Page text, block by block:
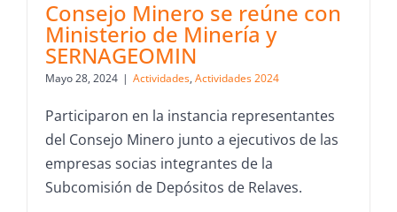
Consejo Minero se reúne con
Ministerio de Minería y
SERNAGEOMIN
Mayo 28, 2024 | Actividades, Actividades 2024
Participaron en la instancia representantes
del Consejo Minero junto a ejecutivos de las
empresas socias integrantes de la
Subcomisión de Depósitos de Relaves.